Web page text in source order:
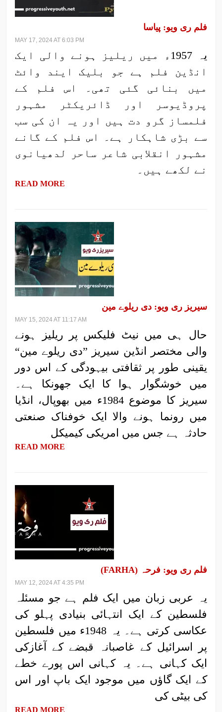
فلم ری ویو: پیاسا
MAY 17, 2024 AT 6:03 PM
یہ 1957ء میں ریلیز ہونے والی ایک
انڈین فلم ہے جو بلیک ایند وائٹ
میں بنائی گئی تھی۔ اس فلم کے
پروڈیوسر اور ڈائریکٹر مشہور
فلمساز گرو دت ہیں اور یہ ان کی سب
سے بڑی شاہکار ہے۔ اس فلم کے گانے
مشہور انقلابی شاعر ساحر لدھیانوی
نے لکھے ہیں۔
READ MORE
سیریز ری ویو: دی ریلوے مین
MAY 15, 2024 AT 11:17 AM
حال ہی میں نیٹ فلیکس پر ریلیز ہونے
والی مختصر انڈین سیریز ”دی ریلوے مین“
یقینی طور پر ثقافتی بیہودگی کے اس دور
میں خوشگوار ہوا کا ایک جھونکا ہے۔
سیریز کا موضوع 1984ء میں بھوپال، انڈیا
میں رونما ہونے والا ایک خوفناک صنعتی
حادثہ ہے جس میں امریکی کیمیکل
READ MORE
فلم ری ویو: فرحہ (FARHA)
MAY 12, 2024 AT 4:35 PM
یہ عربی زبان میں ایک فلم ہے جو مسئلہ
فلسطین کے ایک انتہائی بنیادی پہلو کی
عکاسی کرتی ہے۔ یہ 1948ء میں فلسطین
پر اسرائیل کے غاصبانہ قبضے کے آغازکی
ایک کہانی ہے۔ یہ کہانی اس پورے خطے
کے ایک گاؤں میں موجود ایک باپ اور اس
کی بیٹی کی
READ MORE